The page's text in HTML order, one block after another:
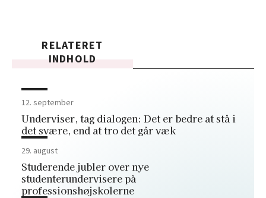
RELATERET
INDHOLD
12. september
Underviser, tag dialogen: Det er bedre at stå i
det svære, end at tro det går væk
29. august
Studerende jubler over nye
studenterundervisere på
professionshøjskolerne